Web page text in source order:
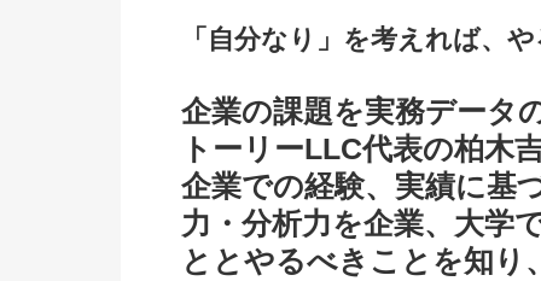
「自分なり」を考えれば、
企業の課題を実務デー
トーリーLLC代表の柏木
企業での経験、実績に基
力・分析力を企業、大学
ととやるべきことを知り